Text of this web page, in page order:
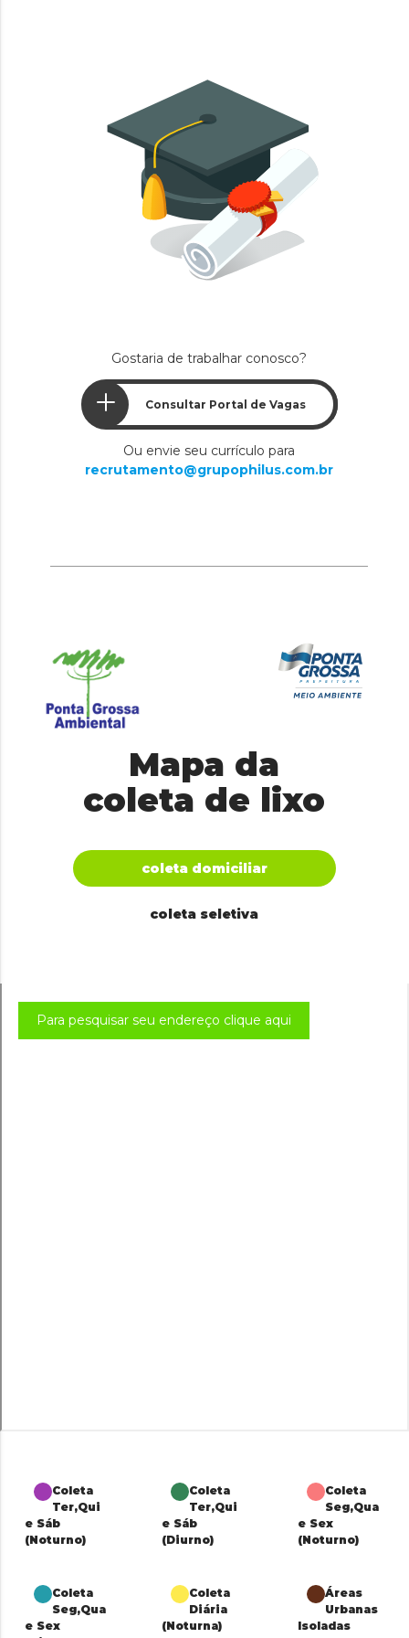
Gostaria de trabalhar conosco?
Consultar Portal de Vagas
Ou envie seu currículo para
recrutamento@grupophilus.com.br
Mapa da
coleta de lixo
coleta domiciliar
coleta seletiva
Para pesquisar seu endereço clique aqui
Coleta
Ter,Qui
e Sáb
(Noturno)
Coleta
Ter,Qui
e Sáb
(Diurno)
Coleta
Seg,Qua
e Sex
(Noturno)
Coleta
Seg,Qua
e Sex
Coleta
Diária
(Noturna)
Áreas
Urbanas
Isoladas